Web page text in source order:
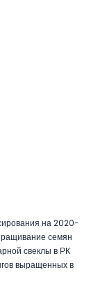
на 2020-
семян
свеклы в РК
выращенных в